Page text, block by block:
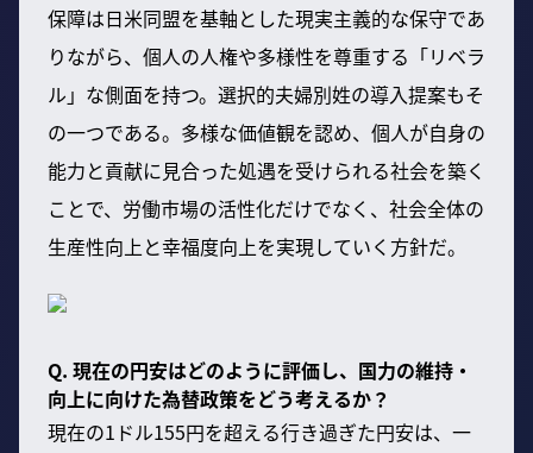
保障は日米同盟を基軸とした現実主義的な保守であ
りながら、個人の人権や多様性を尊重する「リベラ
ル」な側面を持つ。選択的夫婦別姓の導入提案もそ
の一つである。多様な価値観を認め、個人が自身の
能力と貢献に見合った処遇を受けられる社会を築く
ことで、労働市場の活性化だけでなく、社会全体の
生産性向上と幸福度向上を実現していく方針だ。
Q. 現在の円安はどのように評価し、国力の維持・
向上に向けた為替政策をどう考えるか？
現在の1ドル155円を超える行き過ぎた円安は、一